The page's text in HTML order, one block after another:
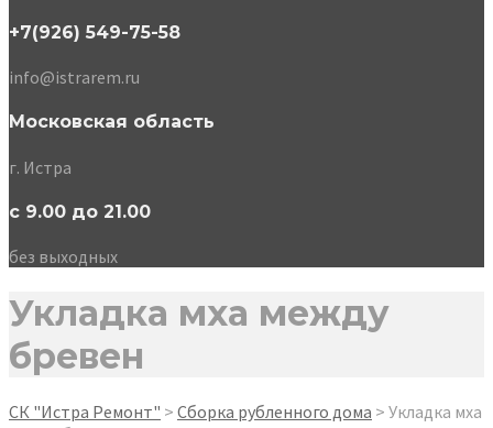
+7(926) 549-75-58
info@istrarem.ru
Московская область
г. Истра
с 9.00 до 21.00
без выходных
Укладка мха между
бревен
СК "Истра Ремонт" > Сборка рубленного дома > Укладка мха